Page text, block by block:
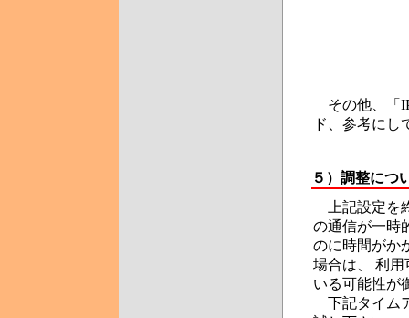
その他、「
ド、参考にし
５） 調整につ
上記設定を
の通信が一時
のに時間がか
場合は、 利
いる可能性が
下記タイム